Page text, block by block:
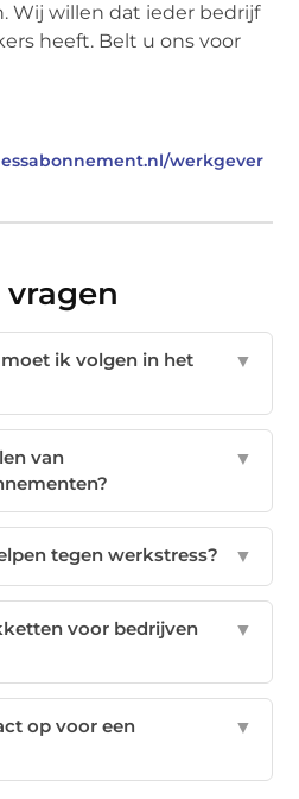
Wij willen dat ieder bedrijf
heeft. Belt u ons voor
werkgever
ik volgen in het
▼
van
▼
tegen werkstress? ▼
voor bedrijven
▼
op voor een
▼